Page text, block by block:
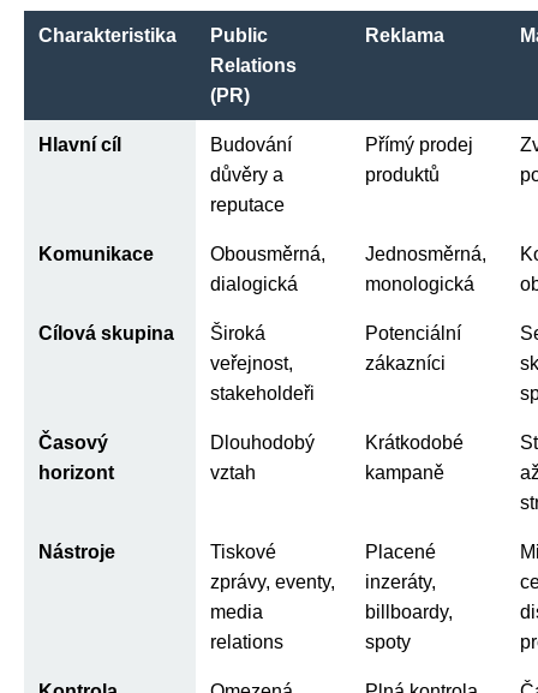
Charakteristika
Public
Relations
(PR)
Reklama
Hlavní cíl
Budování
důvěry a
reputace
Přímý prodej
produktů
Komunikace
Obousměrná,
dialogická
Jednosměrná,
monologická
Cílová skupina
Široká
veřejnost,
stakeholdeři
Potenciální
zákazníci
Časový
horizont
Dlouhodobý
vztah
Krátkodobé
kampaně
Nástroje
Tiskové
zprávy, eventy,
media
relations
Placené
inzeráty,
billboardy,
spoty